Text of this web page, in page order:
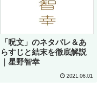
「呪文」のネタバレ＆あ
らすじと結末を徹底解説
｜星野智幸
2021.06.01